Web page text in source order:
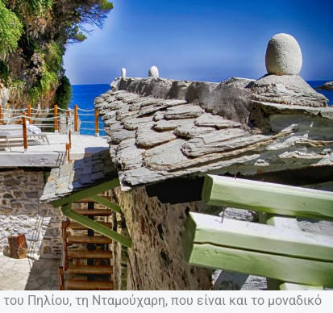
Πηλίου, τη Νταμούχαρη, που είναι και το μοναδικό